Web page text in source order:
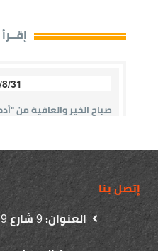
إتصل بنا
العنوان:9شارع9